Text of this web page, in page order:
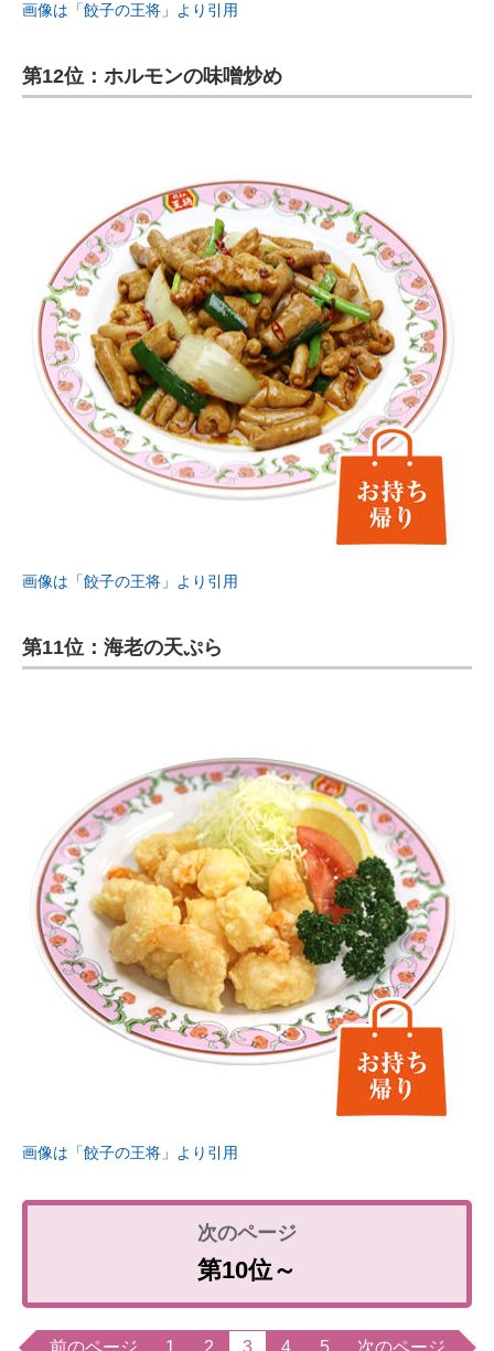
画像は「餃子の王将」より引用
第12位：ホルモンの味噌炒め
画像は「餃子の王将」より引用
第11位：海老の天ぷら
画像は「餃子の王将」より引用
第10位～